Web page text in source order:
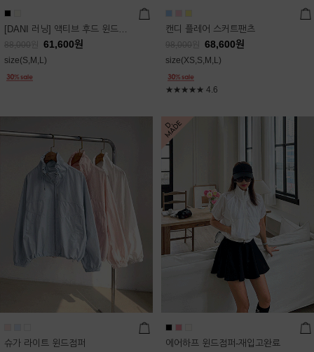
[DANI 러닝] 액티브 후드 윈드점퍼
88,000 61,600원
size(S,M,L)
캔디 플레어 스커트팬츠
98,000 68,600원
size(XS,S,M,L)
★★★★★ 4.6
슈가 라이트 윈드점퍼 에어하프 윈드점퍼-재입고완료